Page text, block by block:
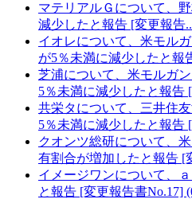
マテリアルＧについて、
減少したと報告 [変更報告..
イオレについて、米モル
が5％未満に減少したと報
芝浦について、米モルガ
5％未満に減少したと報告
共栄タについて、三井住
5％未満に減少したと報告
クオンツ総研について、
有割合が増加したと報告 [
イメージワンについて、
と報告 [変更報告書No.17]